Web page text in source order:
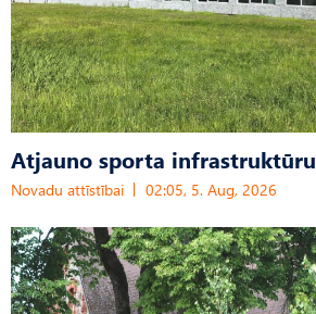
Atjauno sporta infrastruktūru
Novadu attīstībai 02:05, 5. Aug, 2026